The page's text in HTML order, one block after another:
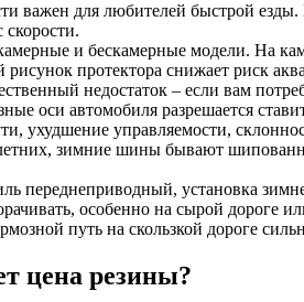
важен для любителей быстрой
и бескамерные модели. На
протектора снижает риск
недостаток – если вам
оси автомобиля разрешается
ухудшение управляемости,
зимние шины бывают
переднеприводный, установка
особенно на сырой дороге
путь на скользкой дороге
цена резины?